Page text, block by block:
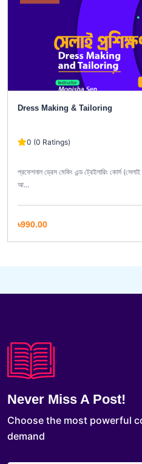
Dress Making & Tailoring
0 (0 Ratings)
প্রফেশনাল ড্রেস মেকিং এন্ড ট্রেইলারিং কোর্স
আ...
৳990.00
Never Miss A Post!
Choose the most powerful
demand